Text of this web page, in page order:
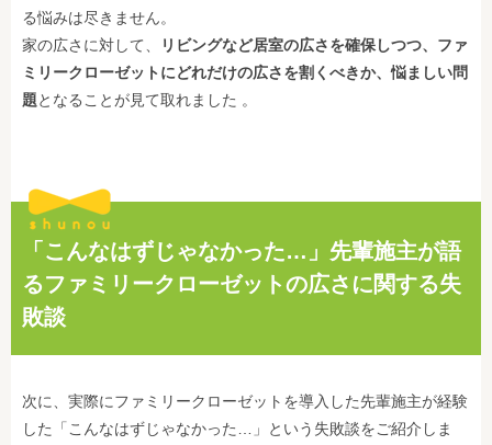
る悩みは尽きません。
家の広さに対して、
リビングなど居室の広さを確保しつつ、ファ
ミリークローゼットにどれだけの広さを割くべきか、悩ましい問
題となることが見て取れました 。
「こんなはずじゃなかった…」先輩施主が語
るファミリークローゼットの広さに関する失
敗談
次に、実際にファミリークローゼットを導入した先輩施主が経験
した「こんなはずじゃなかった…」という失敗談をご紹介しま